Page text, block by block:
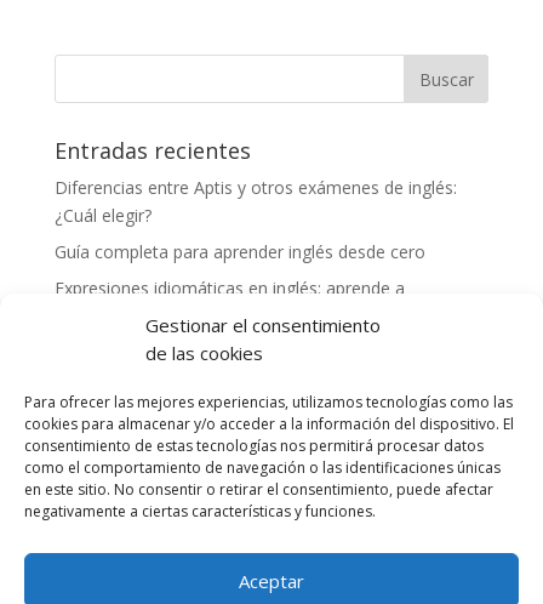
Gestionar el consentimiento
de las cookies
Para ofrecer las mejores experiencias, utilizamos tecnologías como las
cookies para almacenar y/o acceder a la información del dispositivo. El
consentimiento de estas tecnologías nos permitirá procesar datos
como el comportamiento de navegación o las identificaciones únicas
en este sitio. No consentir o retirar el consentimiento, puede afectar
negativamente a ciertas características y funciones.
Aceptar
Entradas recientes
Diferencias entre Aptis y otros exámenes de inglés:
¿Cuál elegir?
Guía completa para aprender inglés desde cero
Expresiones idiomáticas en inglés: aprende a
comunicarte como un nativo
Cómo mejorar tu vocabulario en inglés: consejos y
Experiencias exitosas de profesores preparando a
alumnos para el examen Aptis
Comentarios recientes